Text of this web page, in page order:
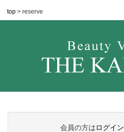
top > reserve
会員の方はログイン